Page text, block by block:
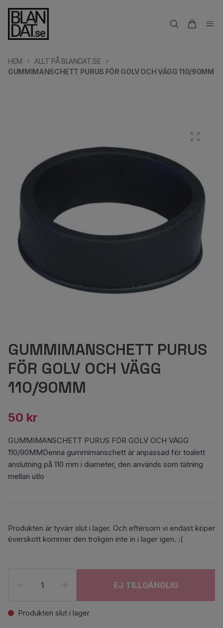
HEM
ALLT PÅ BLANDAT.SE
GUMMIMANSCHETT PURUS FÖR GOLV OCH VÄGG 110/90MM
GUMMIMANSCHETT PURUS
FÖR GOLV OCH VÄGG
110/90MM
50 kr
GUMMIMANSCHETT PURUS FÖR GOLV OCH VÄGG
110/90MMDenna gummimanschett är anpassad för toalett
anslutning på 110 mm i diameter, den används som tätning
mellan utlo
Produkten är tyvärr slut i lager. Och eftersom vi endast köper
överskott kommer den troligen inte in i lager igen. :(
EJ TILLGÄNGLIG
Produkten slut i lager